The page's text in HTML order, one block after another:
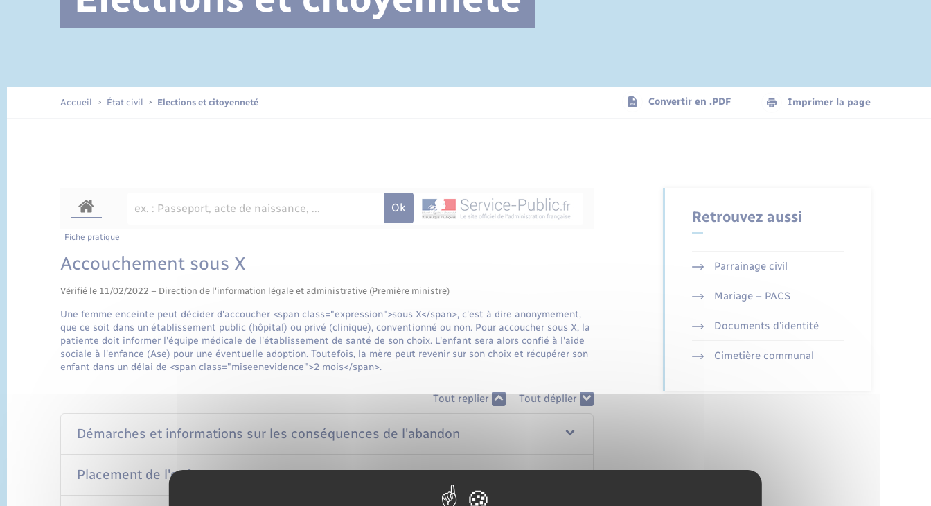
Documents d’identité Cimetière communal
Accueil État civil Elections et citoyenneté Convertir en .PDF Imprimer la page
Fiche pratique
Accouchement sous X
Vérifié le 11/02/2022 – Direction de l'information légale et administrative (Première ministre)
Une femme enceinte peut décider d'accoucher <span class="expression">sous X</span>, c'est à dire anonymement,
que ce soit dans un établissement public (hôpital) ou privé (clinique), conventionné ou non. Pour accoucher sous X, la
patiente doit informer l'équipe médicale de l'établissement de santé de son choix. L'enfant sera alors confié à l'aide
sociale à l'enfance (Ase) pour une éventuelle adoption. Toutefois, la mère peut revenir sur son choix et récupérer son
enfant dans un délai de <span class="miseenevidence">2 mois</span>.
Tout replier Tout déplier
Démarches et informations sur les conséquences de l'abandon
Placement de l'enfant
Retrouvez aussi
Parrainage civil
Mariage – PACS
Documents d’identité
Cimetière communal